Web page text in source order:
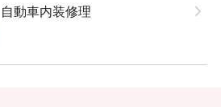
自動車内装修理